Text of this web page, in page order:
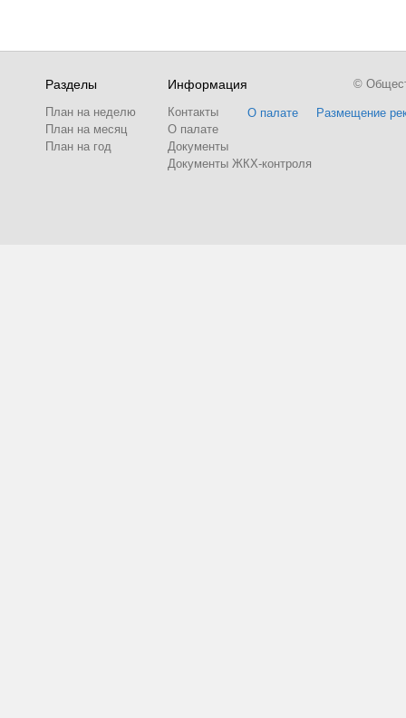
Разделы
План на неделю
План на месяц
План на год
Информация
Контакты
О палате
Документы
Документы ЖКХ-контроля
О палате Размещение
©